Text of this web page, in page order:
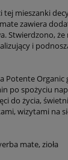
tej mieszanki
zawiera
Stwierdzono,
i
Potente
po spożyciu
do życia,
wizytami na
mate, zioła